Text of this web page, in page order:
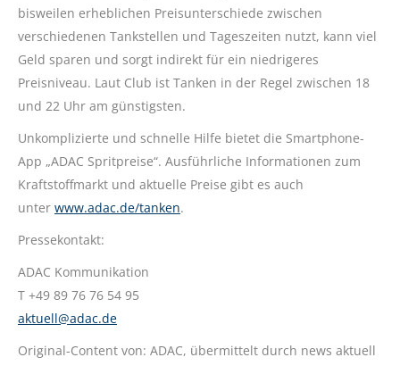
bisweilen erheblichen Preisunterschiede zwischen
verschiedenen Tankstellen und Tageszeiten nutzt, kann viel
Geld sparen und sorgt indirekt für ein niedrigeres
Preisniveau. Laut Club ist Tanken in der Regel zwischen 18
und 22 Uhr am günstigsten.
Unkomplizierte und schnelle Hilfe bietet die Smartphone-
App „ADAC Spritpreise“. Ausführliche Informationen zum
Kraftstoffmarkt und aktuelle Preise gibt es auch
unter www.adac.de/tanken.
Pressekontakt:
ADAC Kommunikation
T +49 89 76 76 54 95
aktuell@adac.de
Original-Content von: ADAC, übermittelt durch news aktuell